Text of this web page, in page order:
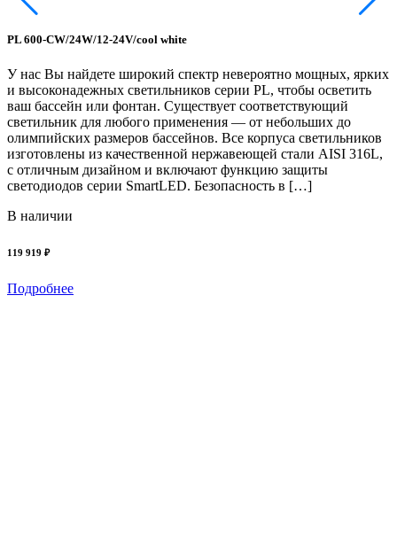
PL 600-CW/24W/12-24V/cool white
У нас Вы найдете широкий спектр невероятно мощных, ярких
и высоконадежных светильников серии PL, чтобы осветить
ваш бассейн или фонтан. Существует соответствующий
светильник для любого применения — от небольших до
олимпийских размеров бассейнов. Все корпуса светильников
изготовлены из качественной нержавеющей стали AISI 316L,
с отличным дизайном и включают функцию защиты
светодиодов серии SmartLED. Безопасность в […]
В наличии
119 919 ₽
Подробнее